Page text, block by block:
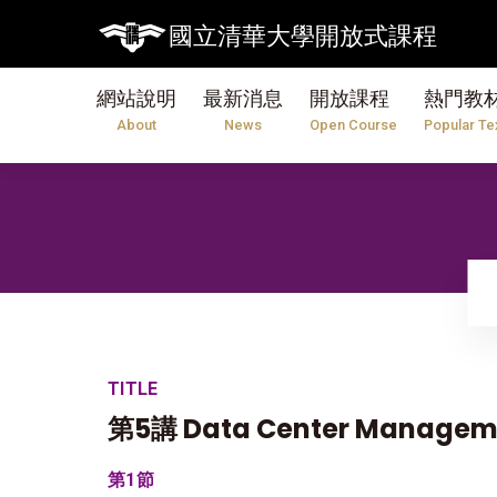
國立清華大學開放式課程
網站說明
About
最新消息
News
開放課程
Open Course
熱門教
Popular
TITLE
第5講 Data Center
第1節